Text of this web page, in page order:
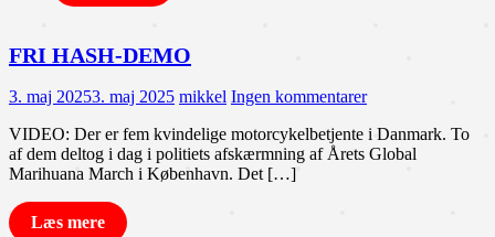
FRI HASH-DEMO
3. maj 20253. maj 2025 mikkel Ingen kommentarer
VIDEO: Der er fem kvindelige motorcykelbetjente i Danmark. To
af dem deltog i dag i politiets afskærmning af Årets Global
Marihuana March i København. Det […]
Læs mere